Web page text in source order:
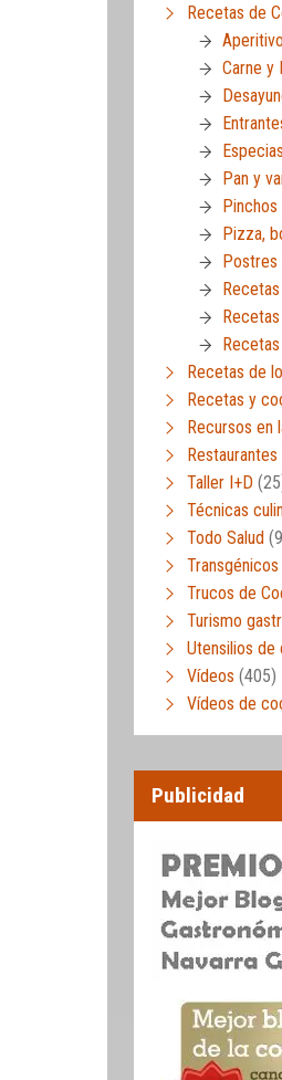
Recetas de
Carne y
Pan y
Pizza,
Postres
Recetas de
Recetas y
Recursos en
Restaurantes
Taller I+D
Técnicas
Todo Salud
Transgénicos
Trucos de
Turismo
Utensilios de
Vídeos (405)
Vídeos de
Publicidad